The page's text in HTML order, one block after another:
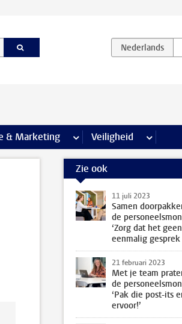
& Marketing meer Communicatie &
Veiligheid meer
Zie ook
11 juli 2023
Samen
de
‘Zorg dat het geen
eenmalig
21 februari 2023
Met je team
de
‘Pak die post-its
ervoor!’